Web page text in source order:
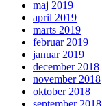
maj 2019
april 2019
marts 2019
februar 2019
januar 2019
december 2018
november 2018
oktober 2018
september 2018